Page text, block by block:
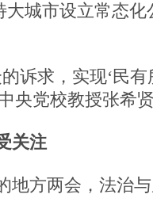
城市设立常态
诉求，实现‘民
央党校教授张希
关注
地方两会，法治